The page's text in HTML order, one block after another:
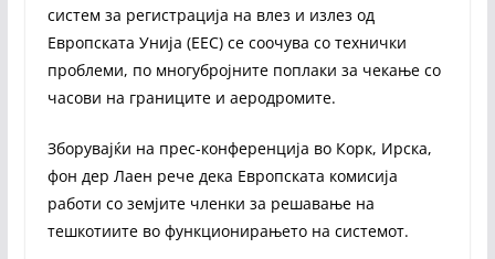
систем за регистрација на влез и излез од
Европската Унија (ЕЕС) се соочува со технички
проблеми, по многубројните поплаки за чекање со
часови на границите и аеродромите.
Зборувајќи на прес-конференција во Корк, Ирска,
фон дер Лаен рече дека Европската комисија
работи со земјите членки за решавање на
тешкотиите во функционирањето на системот.